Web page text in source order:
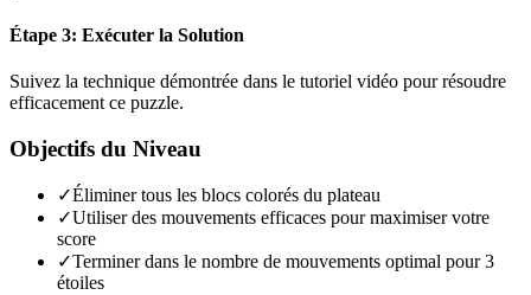
Étape 3: Exécuter la Solution
Suivez la technique démontrée dans le tutoriel vidéo pour résoudre
efficacement ce puzzle.
Objectifs du Niveau
✓Éliminer tous les blocs colorés du plateau
✓Utiliser des mouvements efficaces pour maximiser votre
score
✓Terminer dans le nombre de mouvements optimal pour 3
étoiles